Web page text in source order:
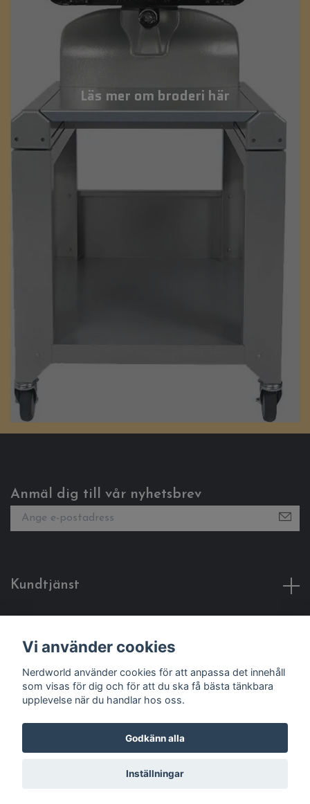
Läs mer om broderi här
Anmäl dig till vår nyhetsbrev
Kundtjänst
Sociala medier
© 2026 Nerdworld
Vi använder cookies
Nerdworld använder cookies för att anpassa det innehåll
som visas för dig och för att du ska få bästa tänkbara
upplevelse när du handlar hos oss.
Godkänn alla
Inställningar